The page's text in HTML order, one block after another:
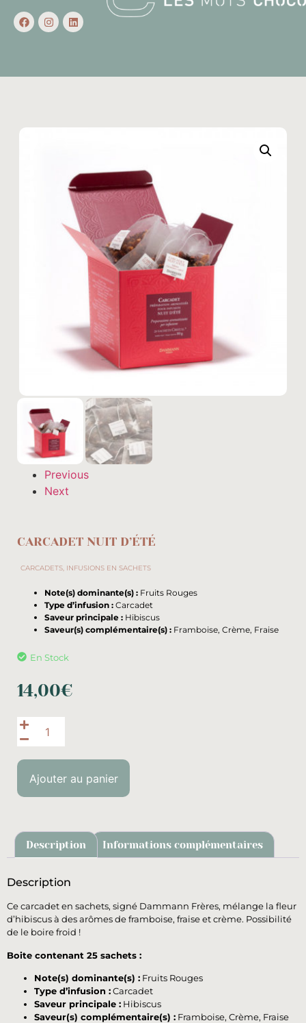
Previous
Next
CARCADET NUIT D’ÉTÉ
CARCADETS, INFUSIONS EN SACHETS
Note(s) dominante(s) : Fruits Rouges
Type d’infusion : Carcadet
Saveur principale : Hibiscus
Saveur(s) complémentaire(s) : Framboise, Crème, Fraise
En Stock
14,00€
Ajouter au panier
Description Informations complémentaires
Description
Ce carcadet en sachets, signé Dammann Frères, mélange la fleur
d’hibiscus à des arômes de framboise, fraise et crème. Possibilité
de le boire froid !
Boite contenant 25 sachets :
Note(s) dominante(s) : Fruits Rouges
Type d’infusion :Carcadet
Saveur principale : Hibiscus
Saveur(s) complémentaire(s) : Framboise, Crème, Fraise